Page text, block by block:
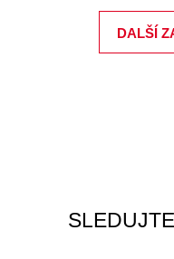
DALŠÍ